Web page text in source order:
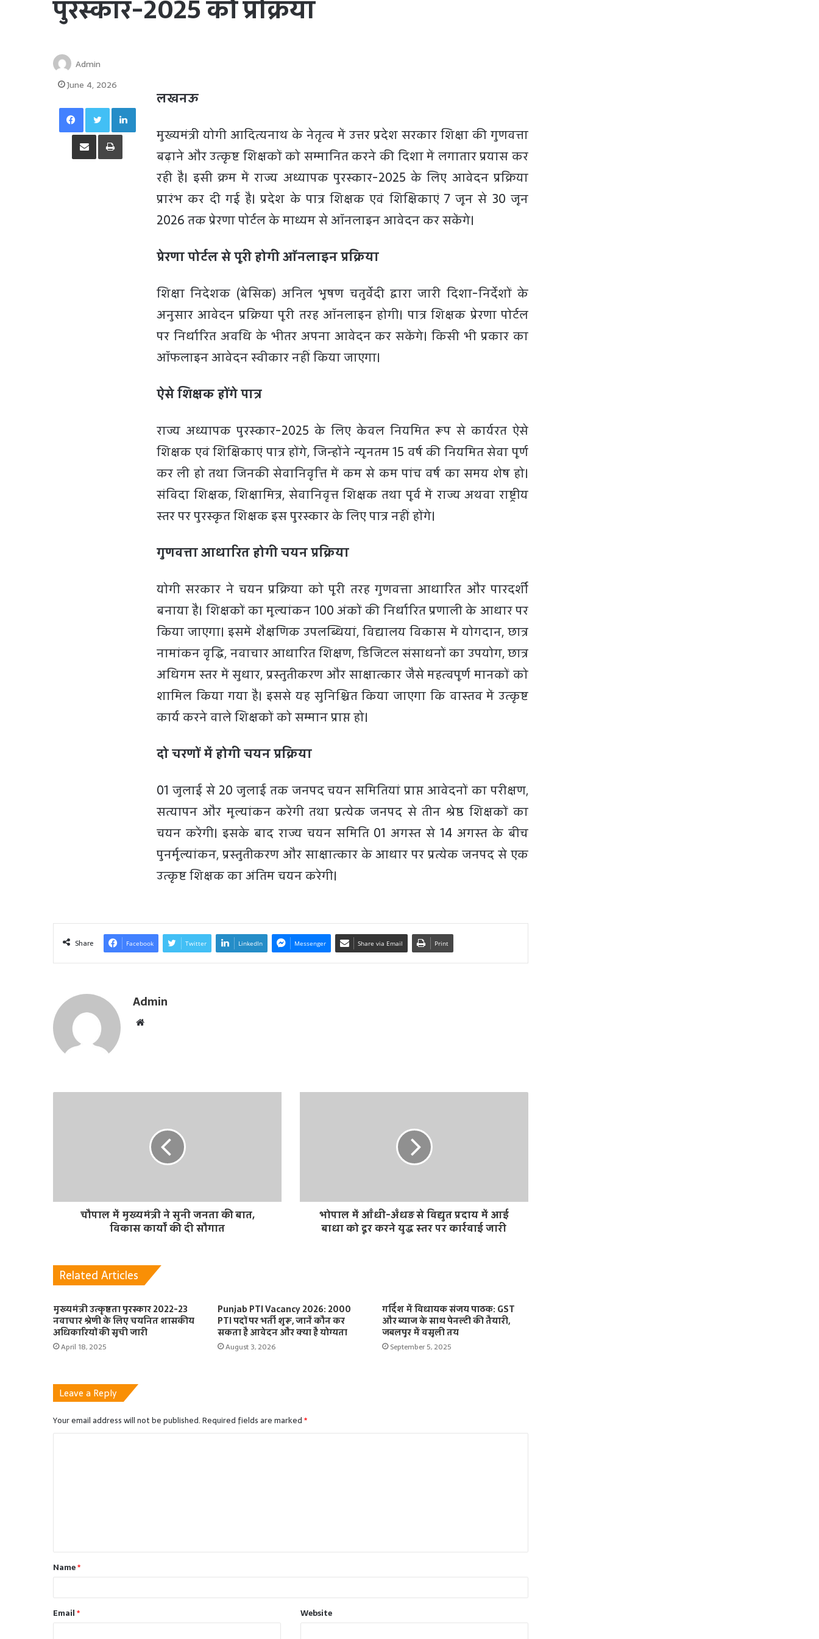
पुरस्कार-2025 की प्रक्रिया
लखनऊ
मुख्यमंत्री योगी आदित्यनाथ के नेतृत्व में उत्तर प्रदेश सरकार शिक्षा की गुणवत्ता
बढ़ाने और उत्कृष्ट शिक्षकों को सम्मानित करने की दिशा में लगातार प्रयास कर
रही है। इसी क्रम में राज्य अध्यापक पुरस्कार-2025 के लिए आवेदन प्रक्रिया
प्रारंभ कर दी गई है। प्रदेश के पात्र शिक्षक एवं शिक्षिकाएं 7 जून से 30 जून
2026 तक प्रेरणा पोर्टल के माध्यम से ऑनलाइन आवेदन कर सकेंगे।
प्रेरणा पोर्टल से पूरी होगी ऑनलाइन प्रक्रिया
शिक्षा निदेशक (बेसिक) अनिल भूषण चतुर्वेदी द्वारा जारी दिशा-निर्देशों के
अनुसार आवेदन प्रक्रिया पूरी तरह ऑनलाइन होगी। पात्र शिक्षक प्रेरणा पोर्टल
पर निर्धारित अवधि के भीतर अपना आवेदन कर सकेंगे। किसी भी प्रकार का
ऑफलाइन आवेदन स्वीकार नहीं किया जाएगा।
ऐसे शिक्षक होंगे पात्र
राज्य अध्यापक पुरस्कार-2025 के लिए केवल नियमित रूप से कार्यरत ऐसे
शिक्षक एवं शिक्षिकाएं पात्र होंगे, जिन्होंने न्यूनतम 15 वर्ष की नियमित सेवा पूर्ण
कर ली हो तथा जिनकी सेवानिवृत्ति में कम से कम पांच वर्ष का समय शेष हो।
संविदा शिक्षक, शिक्षामित्र, सेवानिवृत्त शिक्षक तथा पूर्व में राज्य अथवा राष्ट्रीय
स्तर पर पुरस्कृत शिक्षक इस पुरस्कार के लिए पात्र नहीं होंगे।
गुणवत्ता आधारित होगी चयन प्रक्रिया
योगी सरकार ने चयन प्रक्रिया को पूरी तरह गुणवत्ता आधारित और पारदर्शी
बनाया है। शिक्षकों का मूल्यांकन 100 अंकों की निर्धारित प्रणाली के आधार पर
किया जाएगा। इसमें शैक्षणिक उपलब्धियां, विद्यालय विकास में योगदान, छात्र
नामांकन वृद्धि, नवाचार आधारित शिक्षण, डिजिटल संसाधनों का उपयोग, छात्र
अधिगम स्तर में सुधार, प्रस्तुतीकरण और साक्षात्कार जैसे महत्वपूर्ण मानकों को
शामिल किया गया है। इससे यह सुनिश्चित किया जाएगा कि वास्तव में उत्कृष्ट
कार्य करने वाले शिक्षकों को सम्मान प्राप्त हो।
दो चरणों में होगी चयन प्रक्रिया
01 जुलाई से 20 जुलाई तक जनपद चयन समितियां प्राप्त आवेदनों का परीक्षण,
सत्यापन और मूल्यांकन करेंगी तथा प्रत्येक जनपद से तीन श्रेष्ठ शिक्षकों का
चयन करेंगी। इसके बाद राज्य चयन समिति 01 अगस्त से 14 अगस्त के बीच
पुनर्मूल्यांकन, प्रस्तुतीकरण और साक्षात्कार के आधार पर प्रत्येक जनपद से एक
उत्कृष्ट शिक्षक का अंतिम चयन करेगी।
Admin
June 4, 2026
Facebook Twitter LinkedIn
Share via Email Print
Share Facebook Twitter LinkedIn Messenger Share via Email Print
Admin
t
चौपाल में मुख्यमंत्री ने सुनी जनता की बात,
विकास कार्यों की दी सौगात
भोपाल में आँधी-अँधड़ से विद्युत प्रदाय में आई
बाधा को दूर करने युद्ध स्तर पर कार्रवाई जारी
Related Articles
मुख्यमंत्री उत्कृष्टता पुरस्कार 2022-23
नवाचार श्रेणी के लिए चयनित शासकीय
अधिकारियों की सूची जारी
April 18, 2025
Punjab PTI Vacancy 2026: 2000
PTI पदों पर भर्ती शुरू, जानें कौन कर
सकता है आवेदन और क्या है योग्यता
August 3, 2026
गर्दिश में विधायक संजय पाठक: GST
और ब्याज के साथ पेनल्टी की तैयारी,
जबलपुर में वसूली तय
September 5, 2025
Leave a Reply
Your email address will not be published.Required fields are marked*
t
*Name*
Email* Website